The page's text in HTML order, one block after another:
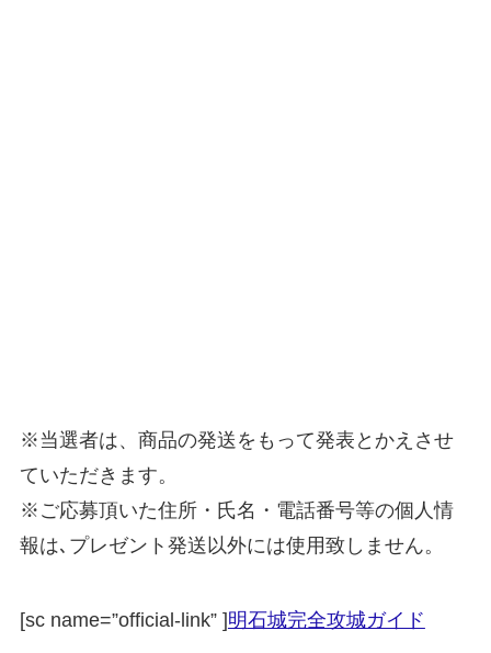
※当選者は、商品の発送をもって発表とかえさせ
ていただきます。
※ご応募頂いた住所・氏名・電話番号等の個人情
報は､プレゼント発送以外には使用致しません。
[sc name=”official-link” ]明石城完全攻城ガイド